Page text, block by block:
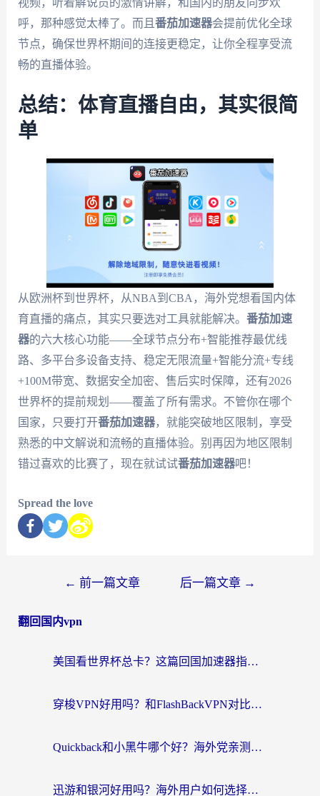
呼，那种感觉太棒了。而且 番茄加速器会提前优化全球
节点，确保世界杯期间的连接更稳定，让你全程享受流
畅的直播体验。
总结：体育直播自由，其实很简
单
从欧洲杯到世界杯，从NBA到CBA，海外党想看国内体
育直播的痛点，其实只要选对工具就能解决。 番茄加速
器的六大核心功能——全球节点分布+智能推荐最优线
路、多平台多设备支持、稳定无限流量+智能分流+专线
+100M带宽、数据安全加密、售后实时保障，还有2026
世界杯的提前规划——覆盖了所有需求。不管你在哪个
国家，只要打开番茄加速器，就能突破地区限制，享受
熟悉的中文解说和流畅的直播体验。别再因为地区限制
错过喜欢的比赛了，现在就试试番茄加速器吧！
Spread the love
← 前一篇文章 后一篇文章 →
翻回国内vpn
美国看世界杯总卡？这篇回国加速器指南帮你无缝刷国内资源（附苹果手机VPN设置步骤）
穿梭VPN好用吗？和FlashBackVPN对比哪个回国效果更好？
Quickback和小黑牛哪个好？海外党亲测指南，选对回国加速器秒回国内
迅游和银河好用吗？海外用户如何选择回国加速器实现无缝访问国内资源